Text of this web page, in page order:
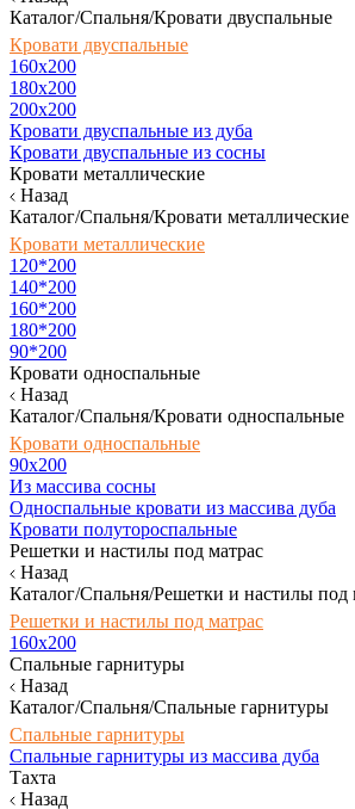
Каталог/Спальня/Кровати двуспальные
Кровати двуспальные
160х200
180x200
200x200
Кровати двуспальные из дуба
Кровати двуспальные из сосны
Кровати металлические
Назад
Каталог/Спальня/Кровати металлические
Кровати металлические
120*200
140*200
160*200
180*200
90*200
Кровати односпальные
Назад
Каталог/Спальня/Кровати односпальные
Кровати односпальные
90х200
Из массива сосны
Односпальные кровати из массива дуба
Кровати полутороспальные
Решетки и настилы под матрас
Назад
Каталог/Спальня/Решетки и настилы под
Решетки и настилы под матрас
160х200
Спальные гарнитуры
Назад
Каталог/Спальня/Спальные гарнитуры
Спальные гарнитуры
Спальные гарнитуры из массива дуба
Тахта
Назад